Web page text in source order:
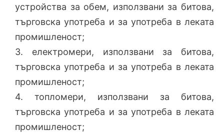
устройства за обем, използвани за битова,
търговска употреба и за употреба в леката
промишленост;
3. електромери, използвани за битова,
търговска употреба и за употреба в леката
промишленост;
4. топломери, използвани за битова,
търговска употреба и за употреба в леката
промишленост;